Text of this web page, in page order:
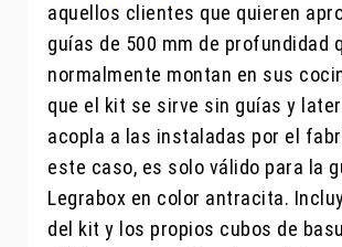
aquellos clientes que quieren
guías de 500 mm de profundidad
normalmente montan en sus
que el kit se sirve sin guías y
acopla a las instaladas por el
este caso, es solo válido para la
Legrabox en color antracita.
del kit y los propios cubos de